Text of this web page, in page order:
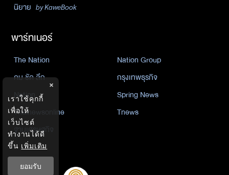
นิยาย by KaweBook
พาร์ทเนอร์
The Nation
Nation Group
คม ชัด ลึก
กรุงเทพธุรกิจ
Nation
Spring News
Thainewsonline
Tnews
ฐานเศรษฐกิจ
×
เราใช้คุกกี้
เพื่อให้
เว็บไซต์
ทำงานได้ดี
ขึ้น เพิ่มเติม
ยอมรับ